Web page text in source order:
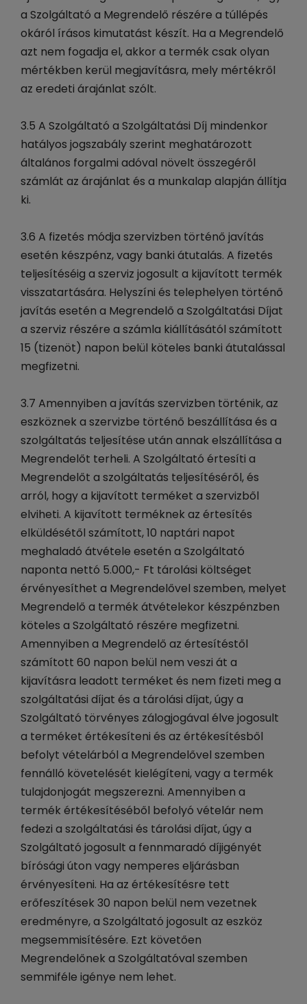
a Szolgáltató a Megrendelő részére a túllépés
okáról írásos kimutatást készít. Ha a Megrendelő
azt nem fogadja el, akkor a termék csak olyan
mértékben kerül megjavításra, mely mértékről
az eredeti árajánlat szólt.
3.5 A Szolgáltató a Szolgáltatási Díj mindenkor
hatályos jogszabály szerint meghatározott
általános forgalmi adóval növelt összegéről
számlát az árajánlat és a munkalap alapján állítja
ki.
3.6 A fizetés módja szervizben történő javítás
esetén készpénz, vagy banki átutalás. A fizetés
teljesítéséig a szerviz jogosult a kijavított termék
visszatartására. Helyszíni és telephelyen történő
javítás esetén a Megrendelő a Szolgáltatási Díjat
a szerviz részére a számla kiállításától számított
15 (tizenöt) napon belül köteles banki átutalással
megfizetni.
3.7 Amennyiben a javítás szervizben történik, az
eszköznek a szervizbe történő beszállítása és a
szolgáltatás teljesítése után annak elszállítása a
Megrendelőt terheli. A Szolgáltató értesíti a
Megrendelőt a szolgáltatás teljesítéséről, és
arról, hogy a kijavított terméket a szervizből
elviheti. A kijavított terméknek az értesítés
elküldésétől számított, 10 naptári napot
meghaladó átvétele esetén a Szolgáltató
naponta nettó 5.000,- Ft tárolási költséget
érvényesíthet a Megrendelővel szemben, melyet
Megrendelő a termék átvételekor készpénzben
köteles a Szolgáltató részére megfizetni.
Amennyiben a Megrendelő az értesítéstől
számított 60 napon belül nem veszi át a
kijavításra leadott terméket és nem fizeti meg a
szolgáltatási díjat és a tárolási díjat, úgy a
Szolgáltató törvényes zálogjogával élve jogosult
a terméket értékesíteni és az értékesítésből
befolyt vételárból a Megrendelővel szemben
fennálló követelését kielégíteni, vagy a termék
tulajdonjogát megszerezni. Amennyiben a
termék értékesítéséből befolyó vételár nem
fedezi a szolgáltatási és tárolási díjat, úgy a
Szolgáltató jogosult a fennmaradó díjigényét
bírósági úton vagy nemperes eljárásban
érvényesíteni. Ha az értékesítésre tett
erőfeszítések 30 napon belül nem vezetnek
eredményre, a Szolgáltató jogosult az eszköz
megsemmisítésére. Ezt követően
Megrendelőnek a Szolgáltatóval szemben
semmiféle igénye nem lehet.